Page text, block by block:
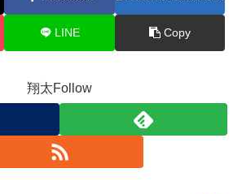
LINE Copy
翔太Follow